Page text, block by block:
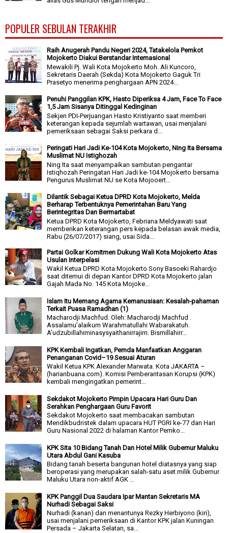
POPULER SEBULAN TERAKHIR
Raih Anugerah Pandu Negeri 2024, Tatakelola Pemkot
Mojokerto Diakui Berstandar Internasional
Mewakili Pj. Wali Kota Mojokerto Moh. Ali Kuncoro,
Sekretaris Daerah (Sekda) Kota Mojokerto Gaguk Tri
Prasetyo menerima penghargaan APN 2024...
Penuhi Panggilan KPK, Hasto Diperiksa 4 Jam, Face To Face
1,5 Jam Sisanya Ditinggal Kedinginan
Sekjen PDI-Perjuangan Hasto Kristiyanto saat memberi
keterangan kepada sejumlah wartawan, usai menjalani
pemeriksaan sebagai Saksi perkara d...
Peringati Hari Jadi Ke-104 Kota Mojokerto, Ning Ita Bersama
Muslimat NU Istighozah
Ning Ita saat menyampaikan sambutan pengantar
Istiqhozah Peringatan Hari Jadi ke-104 Mojokerto bersama
Pengurus Muslimat NU se Kota Mojooert...
Dilantik Sebagai Ketua DPRD Kota Mojokerto, Melda
Berharap Terbentuknya Pemerintahan Baru Yang
Berintegritas Dan Bermartabat
Ketua DPRD Kota Mojokerto, Febriana Meldyawati saat
memberikan keterangan pers kepada belasan awak media,
Rabu (26/07/2017) siang, usai Sida...
Partai Golkar Komitmen Dukung Wali Kota Mojokerto Atas
Usulan Interpelasi
Wakil Ketua DPRD Kota Mojokerto Sony Basoeki Rahardjo
saat ditemui di depan Kantor DPRD Kota Mojokerto jalan
Gajah Mada No. 145 Kota Mojoke...
Islam Itu Memang Agama Kemanusiaan: Kesalah-pahaman
Terkait Puasa Ramadhan (1)
Macharodji Machfud. Oleh: Macharodji Machfud .
Assalamu’alaikum Warahmatullahi Wabarakatuh.
A’udzubillahiminasysyaithanirrajim. Bismillahirr...
KPK Kembali Ingatkan, Pemda Manfaatkan Anggaran
Penanganan Covid–19 Sesuai Aturan
Wakil Ketua KPK Alexander Marwata. Kota JAKARTA –
(harianbuana.com). Komisi Pemberantasan Korupsi (KPK)
kembali mengingatkan pemerint...
Sekdakot Mojokerto Pimpin Upacara Hari Guru Dan
Serahkan Penghargaan Guru Favorit
Sekdakot Mojokerto saat membacakan sambutan
Mendikbudristek dalam upacara HUT PGRI ke-77 dan Hari
Guru Nasional 2022 di halaman Kantor Pemko...
KPK Sita 10 Bidang Tanah Dan Hotel Milik Gubernur Maluku
Utara Abdul Gani Kasuba
Bidang tanah beserta bangunan hotel diatasnya yang siap
beroperasi yang merupakan salah-satu aset milik Gubernur
Maluku Utara non-aktif AGK ...
KPK Panggil Dua Saudara Ipar Mantan Sekretaris MA
Nurhadi Sebagai Saksi
Nurhadi (kanan) dan menantunya Rezky Herbiyono (kiri),
usai menjalani pemeriksaan di Kantor KPK jalan Kuningan
Persada – Jakarta Selatan, sa...